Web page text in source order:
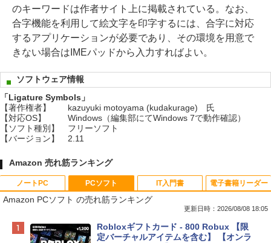
のキーワードは作者サイト上に掲載されている。なお、
合字機能を利用して絵文字を印字するには、合字に対応
するアプリケーションが必要であり、その環境を用意で
きない場合はIMEパッドから入力すればよい。
ソフトウェア情報
「Ligature Symbols」
【著作権者】
kazuyuki motoyama (kudakurage) 氏
【対応OS】
Windows（編集部にてWindows 7で動作確認）
【ソフト種別】
フリーソフト
【バージョン】
2.11
Amazon 売れ筋ランキング
ノートPC
Apple 2026 MacBook Neo A18 Proチッ
プ搭載13インチノートブック：AIとAppl
PCソフト
Amazon PCソフト の売れ筋ランキング
更新日時：2026/08/08 18:05
Robloxギフトカード - 800 Robux 【限
定バーチャルアイテムを含む】 【オンラ
IT入門書 電子書籍リーダー